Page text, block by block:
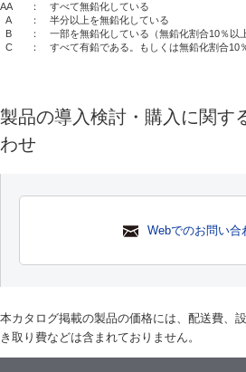
AA
： すべて無鉛化している
A
： 半分以上を無鉛化している
B
： 一部を無鉛化している（無鉛化割合10％以上
C
： すべて有鉛である。もしくは無鉛化割合10
製品の導入検討・購入に関す
わせ
Webでのお問い合
本カタログ掲載の製品の価格には、配送費、
き取り費などは含まれておりません。